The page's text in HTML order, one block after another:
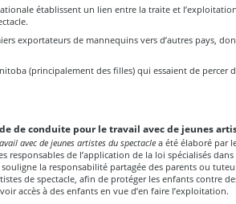
établissent un lien entre la traite et
exportateurs de mannequins vers d’autres pays,
(principalement des filles) qui essaient de percer
de conduite pour le travail avec de jeunes
avec de jeunes artistes du spectacle a été élaboré par
responsables de l’application de la loi spécialisés
la responsabilité partagée des parents ou
de spectacle, afin de protéger les enfants contre
accès à des enfants en vue d’en faire l’exploitation.